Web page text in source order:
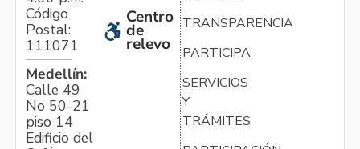
Código
Postal:
111071
Medellín:
Calle 49
No 50-21
piso 14
Edificio del
Centro
de
relevo
TRANSPARENCIA
PARTICIPA
SERVICIOS
Y
TRÁMITES